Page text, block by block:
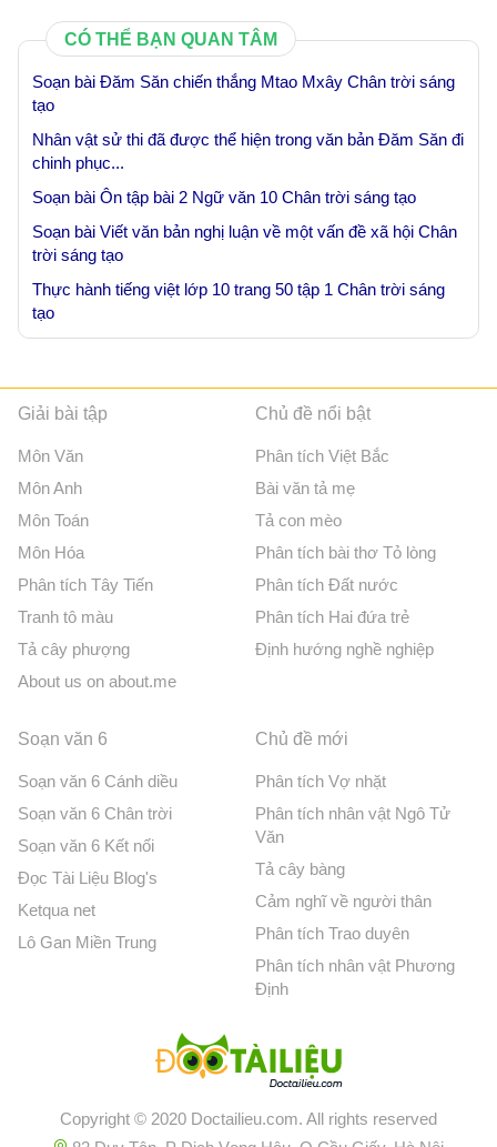
CÓ THỂ BẠN QUAN TÂM
Soạn bài Đăm Săn chiến thắng Mtao Mxây Chân trời sáng
tạo
Nhân vật sử thi đã được thể hiện trong văn bản Đăm Săn đi
chinh phục...
Soạn bài Ôn tập bài 2 Ngữ văn 10 Chân trời sáng tạo
Soạn bài Viết văn bản nghị luận về một vấn đề xã hội Chân
trời sáng tạo
Thực hành tiếng việt lớp 10 trang 50 tập 1 Chân trời sáng
tạo
Giải bài tập
Môn Văn
Môn Anh
Môn Toán
Môn Hóa
Phân tích Tây Tiến
Tranh tô màu
Tả cây phượng
About us on about.me
Chủ đề nổi bật
Phân tích Việt Bắc
Bài văn tả mẹ
Tả con mèo
Phân tích bài thơ Tỏ lòng
Phân tích Đất nước
Phân tích Hai đứa trẻ
Định hướng nghề nghiệp
Soạn văn 6
Soạn văn 6 Cánh diều
Soạn văn 6 Chân trời
Soạn văn 6 Kết nối
Đọc Tài Liệu Blog's
Ketqua net
Lô Gan Miền Trung
Chủ đề mới
Phân tích Vợ nhặt
Phân tích nhân vật Ngô Tử
Văn
Tả cây bàng
Cảm nghĩ về người thân
Phân tích Trao duyên
Phân tích nhân vật Phương
Định
Copyright © 2020 Doctailieu.com. All rights reserved